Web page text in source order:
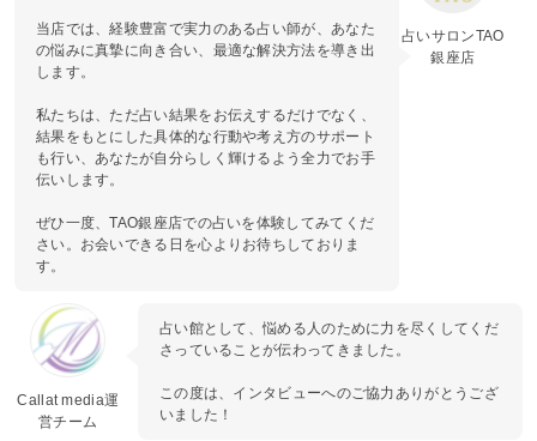
占いサロンTAO
銀座店
当店では、経験豊富で実力のある占い師が、あなた
の悩みに真摯に向き合い、最適な解決方法を導き出
します。
私たちは、ただ占い結果をお伝えするだけでなく、
結果をもとにした具体的な行動や考え方のサポート
も行い、あなたが自分らしく輝けるよう全力でお手
伝いします。
ぜひ一度、TAO銀座店での占いを体験してみてくだ
さい。お会いできる日を心よりお待ちしておりま
す。
Callat media運
営チーム
占い館として、悩める人のために力を尽くしてくだ
さっていることが伝わってきました。
この度は、インタビューへのご協力ありがとうござ
いました！